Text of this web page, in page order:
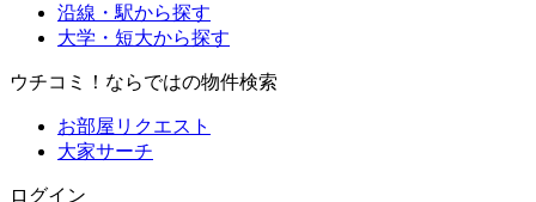
沿線・駅から探す
大学・短大から探す
ウチコミ！ならではの物件検索
お部屋リクエスト
大家サーチ
ログイン